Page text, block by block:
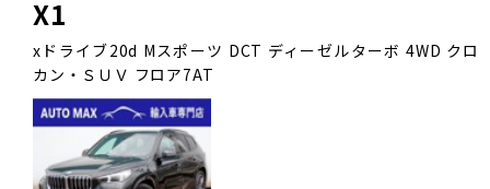
X1
xドライブ20d Mスポーツ DCT ディーゼルターボ 4WD クロ
カン・ＳＵＶ フロア7AT